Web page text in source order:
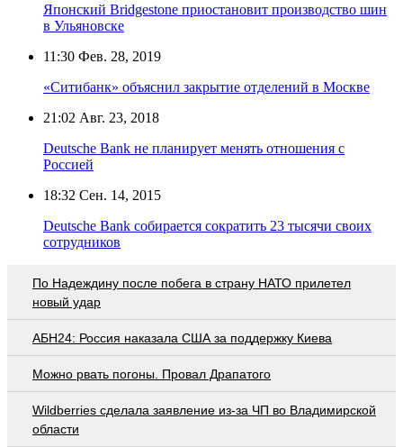
Японский Bridgestone приостановит производство шин
в Ульяновске
11:30 Фев. 28, 2019
«Ситибанк» объяснил закрытие отделений в Москве
21:02 Авг. 23, 2018
Deutsche Bank не планирует менять отношения с
Россией
18:32 Сен. 14, 2015
Deutsche Bank собирается сократить 23 тысячи своих
сотрудников
По Надеждину после побега в страну НАТО прилетел
новый удар
АБН24: Россия наказала США за поддержку Киева
Можно рвать погоны. Провал Драпатого
Wildberries cделала заявление из-за ЧП во Владимирской
области